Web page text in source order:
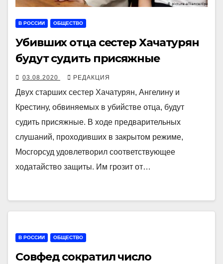
В РОССИИ ОБЩЕСТВО
Убивших отца сестер Хачатурян
будут судить присяжные
03.08.2020 РЕДАКЦИЯ
Двух старших сестер Хачатурян, Ангелину и
Крестину, обвиняемых в убийстве отца, будут
судить присяжные. В ходе предварительных
слушаний, проходивших в закрытом режиме,
Мосгорсуд удовлетворил соответствующее
ходатайство защиты. Им грозит от…
В РОССИИ ОБЩЕСТВО
Совфед сократил число